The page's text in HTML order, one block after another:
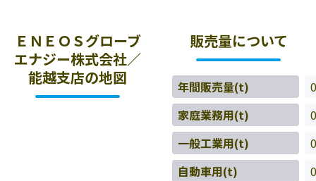
ＥＮＥＯＳグローブ
エナジー株式会社／
能越支店の地図
販売量について
年間販売量(t)
0
家庭業務用(t)
0
一般工業用(t)
0
自動車用(t)
0